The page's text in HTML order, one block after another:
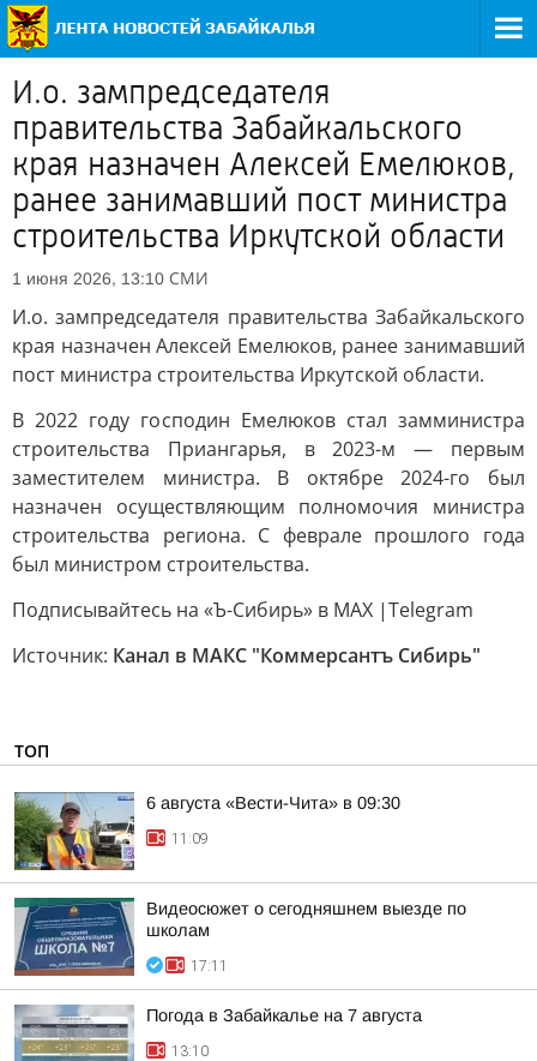
И.о. зампредседателя
правительства Забайкальского
края назначен Алексей Емелюков,
ранее занимавший пост министра
строительства Иркутской области
1 июня 2026, 13:10 СМИ
И.о. зампредседателя правительства Забайкальского
края назначен Алексей Емелюков, ранее занимавший
пост министра строительства Иркутской области.
В 2022 году господин Емелюков стал замминистра
строительства Приангарья, в 2023-м — первым
заместителем министра. В октябре 2024-го был
назначен осуществляющим полномочия министра
строительства региона. С феврале прошлого года
был министром строительства.
Подписывайтесь на «Ъ-Сибирь» в MAX |Telegram
Источник: Канал в МАКС "Коммерсантъ Сибирь"
ТОП
6 августа «Вести-Чита» в 09:30
11:09
Видеосюжет о сегодняшнем выезде по
школам
17:11
Погода в Забайкалье на 7 августа
13:10